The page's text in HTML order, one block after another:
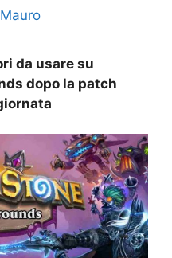
da usare su
dopo la patch